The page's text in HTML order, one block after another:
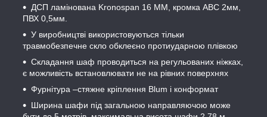
ДСП ламінована Kronospan 16 ММ, кромка АВС 2мм,
ПВХ 0,5мм.
У виробництві використовуються тільки
травмобезпечне скло обклеєно протиударною плівкою
Складання шаф проводиться на регульованих ніжках,
є можливість встановлювати не на рівних поверхнях
Фурнітура –стяжне кріплення Blum і конформат
Ширина шафи під загальною направляючою може